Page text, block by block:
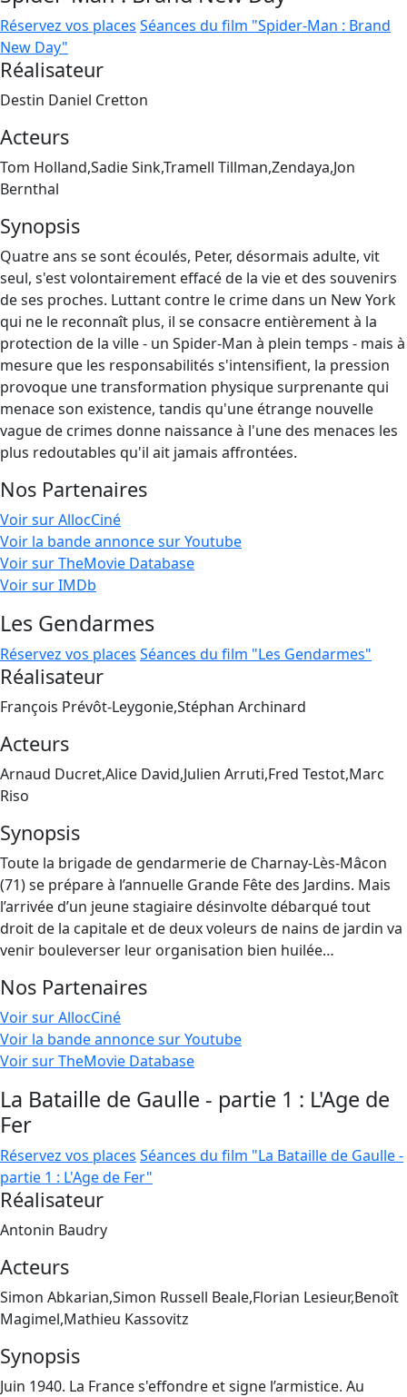
Réservez vos places Séances du film "Spider-Man : Brand
New Day"
Réalisateur
Destin Daniel Cretton
Acteurs
Tom Holland,Sadie Sink,Tramell Tillman,Zendaya,Jon
Bernthal
Synopsis
Quatre ans se sont écoulés, Peter, désormais adulte, vit
seul, s'est volontairement effacé de la vie et des souvenirs
de ses proches. Luttant contre le crime dans un New York
qui ne le reconnaît plus, il se consacre entièrement à la
protection de la ville - un Spider-Man à plein temps - mais à
mesure que les responsabilités s'intensifient, la pression
provoque une transformation physique surprenante qui
menace son existence, tandis qu'une étrange nouvelle
vague de crimes donne naissance à l'une des menaces les
plus redoutables qu'il ait jamais affrontées.
Nos Partenaires
Voir sur AllocCiné
Voir la bande annonce sur Youtube
Voir sur TheMovie Database
Voir sur IMDb
Les Gendarmes
Réservez vos places Séances du film "Les Gendarmes"
Réalisateur
François Prévôt-Leygonie,Stéphan Archinard
Acteurs
Arnaud Ducret,Alice David,Julien Arruti,Fred Testot,Marc
Riso
Synopsis
Toute la brigade de gendarmerie de Charnay-Lès-Mâcon
(71) se prépare à l’annuelle Grande Fête des Jardins. Mais
l’arrivée d’un jeune stagiaire désinvolte débarqué tout
droit de la capitale et de deux voleurs de nains de jardin va
venir bouleverser leur organisation bien huilée…
Nos Partenaires
Voir sur AllocCiné
Voir la bande annonce sur Youtube
Voir sur TheMovie Database
La Bataille de Gaulle - partie 1 : L'Age de
Fer
Réservez vos places Séances du film "La Bataille de Gaulle -
partie 1 : L'Age de Fer"
Réalisateur
Antonin Baudry
Acteurs
Simon Abkarian,Simon Russell Beale,Florian Lesieur,Benoît
Magimel,Mathieu Kassovitz
Synopsis
Juin 1940. La France s'effondre et signe l’armistice. Au